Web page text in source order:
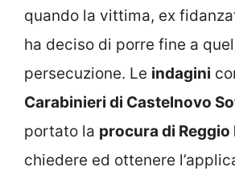
quando la vittima, ex
ha deciso di porre fine a
persecuzione. Le indagini
Carabinieri di Castelnovo
portato la procura di Reggio
chiedere ed ottenere